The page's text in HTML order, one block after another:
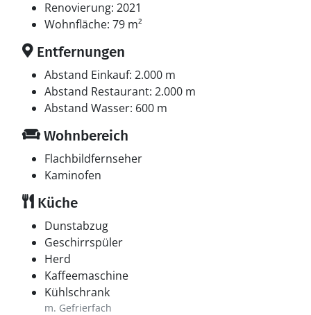
Renovierung: 2021
Wohnfläche: 79 m²
Entfernungen
Abstand Einkauf: 2.000 m
Abstand Restaurant: 2.000 m
Abstand Wasser: 600 m
Wohnbereich
Flachbildfernseher
Kaminofen
Küche
Dunstabzug
Geschirrspüler
Herd
Kaffeemaschine
Kühlschrank
m. Gefrierfach